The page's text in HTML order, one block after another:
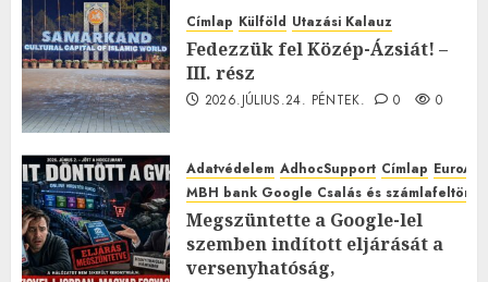
Címlap Külföld Utazási Kalauz
Fedezzük fel Közép-Ázsiát! –
III. rész
2026.JÚLIUS.24. PÉNTEK. 0 0
Adatvédelem AdhocSupport Címlap
MBH bank Google Csalás és
Megszüntette a Google-lel
szemben indított eljárását a
versenyhatóság,